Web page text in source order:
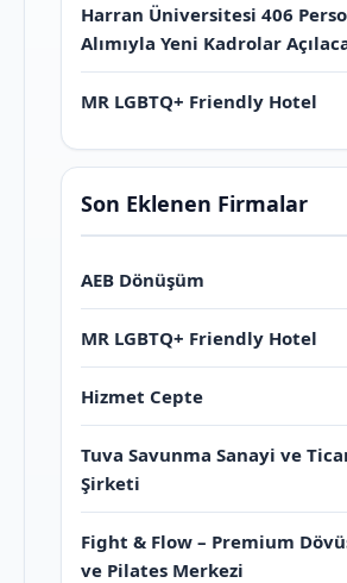
Harran Üniversitesi 406
Alımıyla Yeni Kadrolar
MR LGBTQ+ Friendly Hotel
Son Eklenen Firmalar
AEB Dönüşüm
MR LGBTQ+ Friendly Hotel
Hizmet Cepte
Tuva Savunma Sanayi ve
Şirketi
Fight & Flow – Premium
ve Pilates Merkezi